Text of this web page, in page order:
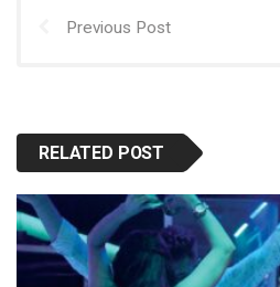
Previous Post
RELATED POST